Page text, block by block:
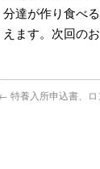
分達が作り食べ
えます。次回の
← 特養入所申込書、